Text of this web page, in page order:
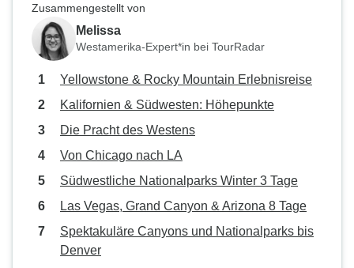
Zusammengestellt von
Melissa
Westamerika-Expert*in bei TourRadar
Yellowstone & Rocky Mountain Erlebnisreise
Kalifornien & Südwesten: Höhepunkte
Die Pracht des Westens
Von Chicago nach LA
Südwestliche Nationalparks Winter 3 Tage
Las Vegas, Grand Canyon & Arizona 8 Tage
Spektakuläre Canyons und Nationalparks bis
Denver